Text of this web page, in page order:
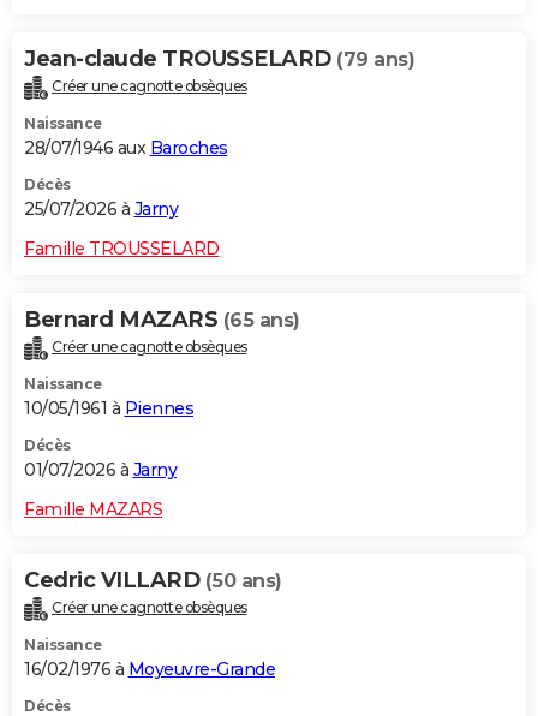
Carte de Noël
Carte Bonne année
Carte Saint-Valentin
Carte Pâques
Carte d'anniversaire
DICTIONNAIRE
Dictionnaire
Biographies
Citations
Expressions
Proverbes
PROGRAMME TV
S'inscrire
Se connecter
Lycées
Collèges
Primaires
Universités
Entreprises
Service militaire
Avis de recherche
AVIS DE DÉCÈS
FORUM
Jean-claude TROUSSELARD (79 ans)
Créer une cagnotte obsèques
Naissance
28/07/1946 aux Baroches
Décès
25/07/2026 à Jarny
Famille TROUSSELARD
Bernard MAZARS (65 ans)
Créer une cagnotte obsèques
Naissance
10/05/1961 à Piennes
Décès
01/07/2026 à Jarny
Famille MAZARS
Cedric VILLARD (50 ans)
Créer une cagnotte obsèques
Naissance
16/02/1976 à Moyeuvre-Grande
Décès